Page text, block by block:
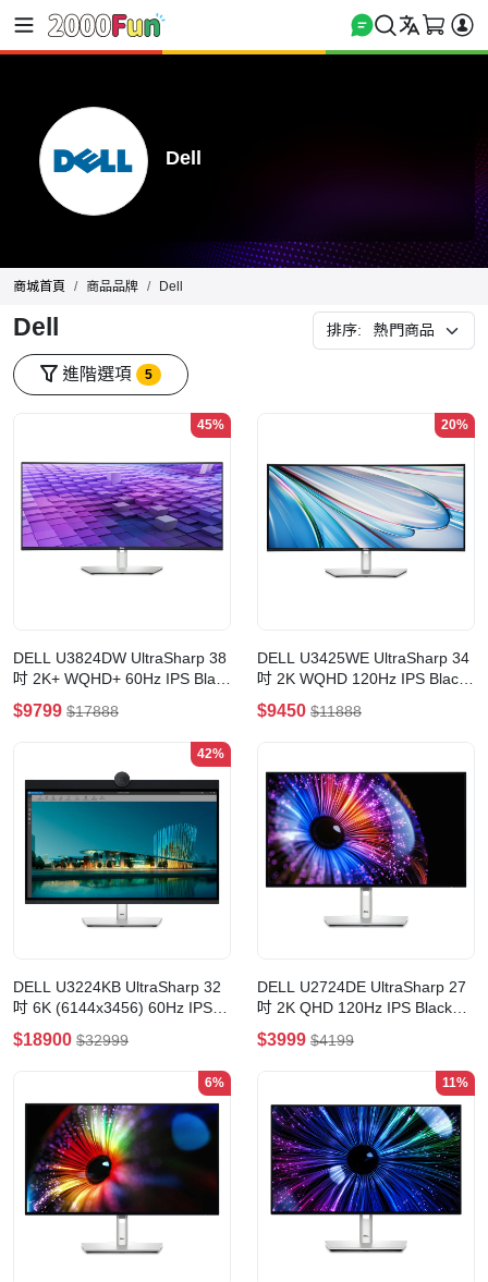
Dell
商城首頁 商品品牌 Dell
Dell 排序:
進階選項 5
45%
DELL U3824DW UltraSharp 38
吋 2K+ WQHD+ 60Hz IPS Black
USB-C 集線器 曲面顯示器
$9799 $17888
20%
DELL U3425WE UltraSharp 34
吋 2K WQHD 120Hz IPS Black
Thunderbolt Hub 曲面顯示器
$9450 $11888
42%
DELL U3224KB UltraSharp 32
吋 6K (6144x3456) 60Hz IPS
Black 内建網路攝影機 顯示器
$18900 $32999
DELL U2724DE UltraSharp 27
吋 2K QHD 120Hz IPS Black
Thunderbolt 集線器 顯示器
$3999 $4199
6% 11%